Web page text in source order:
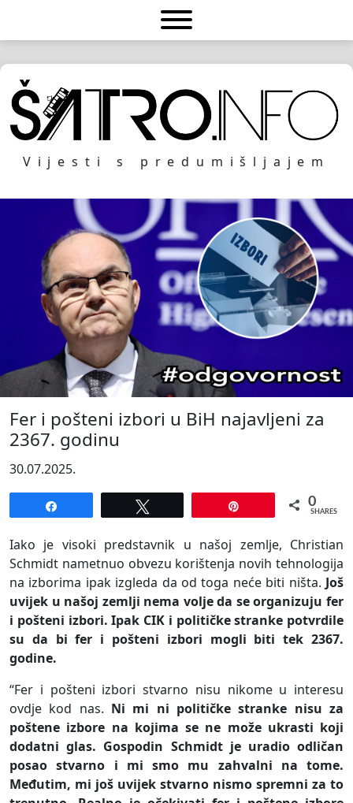
Vijesti s predumišljajem
Fer i pošteni izbori u BiH najavljeni za
2367. godinu
30.07.2025.
0
SHARES
Iako je visoki predstavnik u našoj zemlje, Christian
Schmidt nametnuo obvezu korištenja novih tehnologija
na izborima ipak izgleda da od toga neće biti ništa. Još
uvijek u našoj zemlji nema volje da se organizuju fer
i pošteni izbori. Ipak CIK i političke stranke potvrdile
su da bi fer i pošteni izbori mogli biti tek 2367.
godine.
“Fer i pošteni izbori stvarno nisu nikome u interesu
ovdje kod nas. Ni mi ni političke stranke nisu za
poštene izbore na kojima se ne može ukrasti koji
dodatni glas. Gospodin Schmidt je uradio odličan
posao stvarno i mi smo mu zahvalni na tome.
Međutim, mi još uvijek stvarno nismo spremni za to